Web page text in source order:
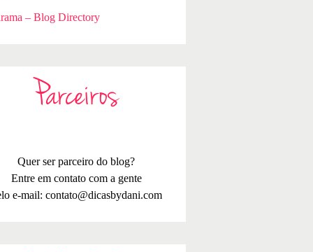
– Blog Directory
Parceiros
Quer ser parceiro do blog?
Entre em contato com a gente
e-mail: contato@dicasbydani.com